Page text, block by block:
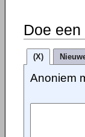
Doe
(X)
Anoniem